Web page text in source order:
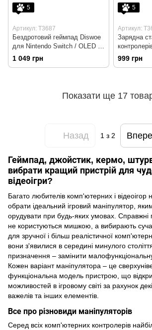
5
Артикул: T3687
Бездротовий геймпад Diswoe
для Nintendo Switch / OLED /
Lite
1 049 грн
5
Артикул:
Зарядна
999 грн
Показати ще 17
Назад 1з 2
Геймпад, джойстик, кермо,
вибрати кращий пристрій для
відеоігри?
Багато любителів комп'ютерних і відеоігор
обрати ідеальний ігровий маніпулятор,
орудувати при будь-яких умовах.
не користуються мишкою, а вибирають
для зручної і більш реалістичної
вони з'явилися в середині минулого
призначення – замінити
Кожен варіант маніпулятора – це
функціональна модель пристрою, що
можливостей в ігровому світі за рахунок
важелів та інших елементів.
Все про різновиди маніпуляторів
Серед всіх комп'ютерних контролерів